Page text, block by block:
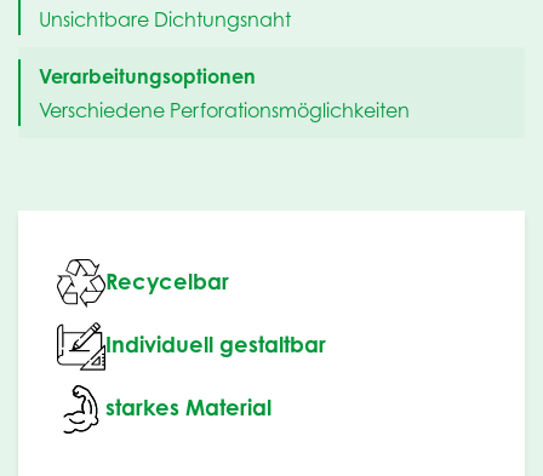
Unsichtbare Dichtungsnaht
Verarbeitungsoptionen
Verschiedene Perforationsmöglichkeiten
Recycelbar
Individuell gestaltbar
starkes Material